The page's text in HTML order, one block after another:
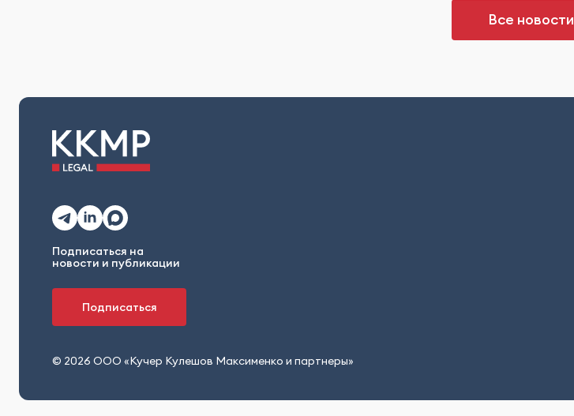
Все новости
Подписаться на
новости и публикации
Подписаться
© 2026 ООО «Кучер Кулешов Максименко и партнеры»